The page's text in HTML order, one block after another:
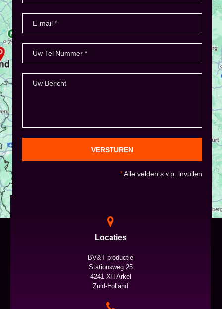
VERSTUREN
*Alle velden s.v.p. invullen
Locaties
BV&T productie
Stationsweg 25
4241 XH Arkel
Zuid-Holland